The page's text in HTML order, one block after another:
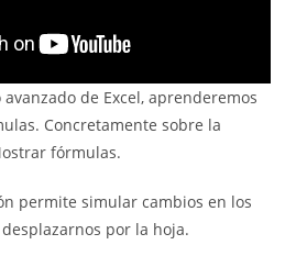
de Excel, aprenderemos
Concretamente sobre la
fórmulas.
permite simular cambios en los
por la hoja.